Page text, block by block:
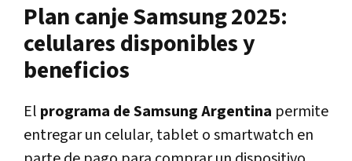
Plan canje Samsung 2025:
celulares disponibles y
beneficios
El programa de Samsung Argentina permite
entregar un celular, tablet o smartwatch en